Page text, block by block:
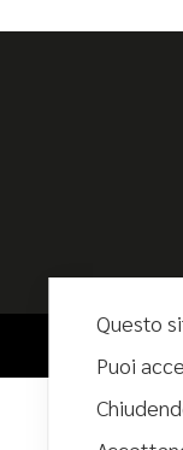
Questo
Puoi